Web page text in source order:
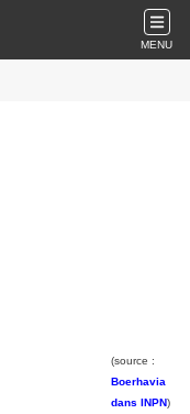
MENU
(source :
Boerhavia
dans INPN)